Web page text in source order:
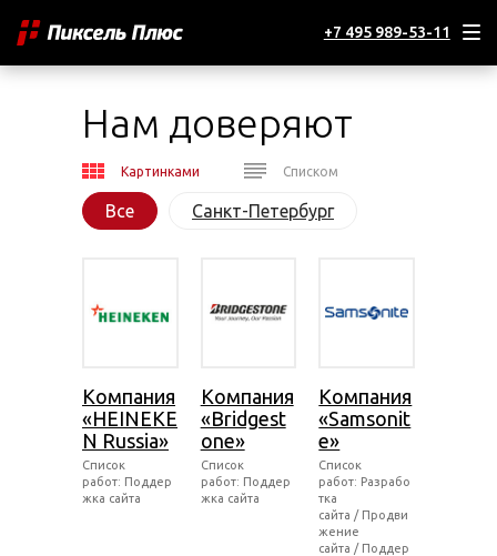
+7 495 989-53-11
Нам доверяют
Картинками Списком
Все Санкт-Петербург
Компания
«HEINEKE
N Russia»
Список
работ: Поддер
жка сайта
Компания
«Bridgest
one»
Список
работ: Поддер
жка сайта
Компания
«Samsonit
e»
Список
работ: Разрабо
тка
сайта / Продви
жение
сайта / Поддер